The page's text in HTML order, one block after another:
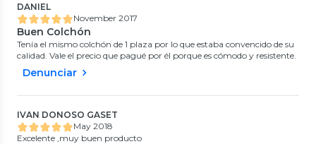
DANIEL
November 2017
Buen Colchón
Tenía el mismo colchón de 1 plaza por lo que estaba convencido de su
calidad. Vale el precio que pagué por él porque es cómodo y resistente.
Denunciar
IVAN DONOSO GASET
May 2018
Excelente ,muy buen producto